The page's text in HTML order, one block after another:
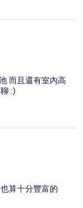
而且還有室內高
:)
算十分豐富的